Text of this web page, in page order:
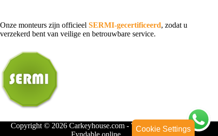
Cookie Settings
Onze monteurs zijn officieel SERMI-gecertificeerd, zodat u
verzekerd bent van veilige en betrouwbare service.
Copyright © 2026 Carkeyhouse.com - Webdesign door
Fyndable.online